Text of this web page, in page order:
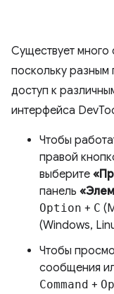
Существует много
поскольку разным
доступ к
интерфейса
Чтобы
правой
выберите
панель
Option + C
(Windows,
Чтобы
сообщения
Command +